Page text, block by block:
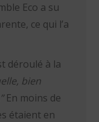
Eco a su
ce qui l’a
déroulé à la
bien
En moins de
étaient en